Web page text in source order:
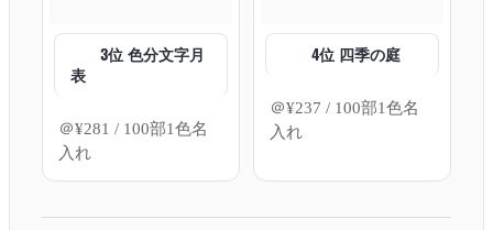
3位 色分文字月
表
＠¥281 / 100部1色名
入れ
4位 四季の庭
＠¥237 / 100部1色名
入れ